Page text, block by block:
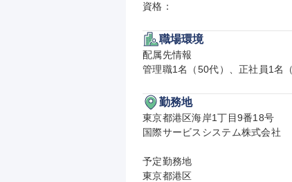
資格：
職場環境
配属先情報
管理職1名（50代）、正社員1名
勤務地
東京都港区海岸1丁目9番18号
国際サービスシステム株式会社
予定勤務地
東京都港区